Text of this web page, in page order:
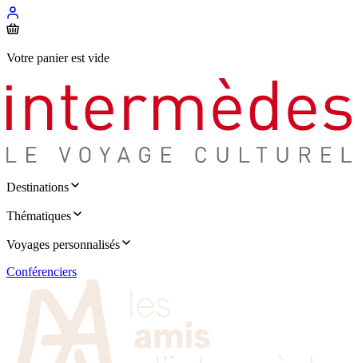
Votre panier est vide
Destinations
Thématiques
Voyages personnalisés
Conférenciers